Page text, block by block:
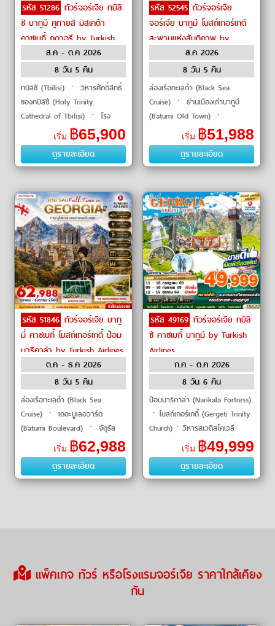
รหัส 51286 ทัวร์จอร์เจีย ทบิลิ
ซิ บาทูมี คูทายสิ มิสเคต้า
คาซเบกี้ กูดาอูรี by Turkish
Airlinesส.ค - ต.ค 2026
8 วัน 5 คืน
ทบิลิซี (Tbilisi) ㆍ วิหารศักดิ์สิทธิ์
ของทบิลิซี (Holy Trinity
Cathedral of Tbilisi) ㆍ โรง
ละครโอเปร่า (Tbilisi Opera and
Ballet Theatre) ㆍ ถนนรุสตาเวลี
(Rustaveli Avenue) ㆍ
เริ่ม ฿65,900
ดูรายละเอียด
รหัส 52545 ทัวร์จอร์เจีย
จอร์เจีย บาทูมี โบสถ์เกอร์เกตี
สะพานแห่งสันติภาพ by
Turkish Airlines
ส.ค 2026
8 วัน 5 คืน
ล่องเรือทะเลดำ (Black Sea
Cruise) ㆍ ย่านเมืองเก่าบาทูมี
(Batumi Old Town) ㆍ
อัลฟาเบททาวเวอร์ (Alphabet
Tower) ㆍ อนุสรณ์แห่งความรัก
อาลีและนีโ
เริ่ม ฿51,988
ดูรายละเอียด
รหัส 51846 ทัวร์จอร์เจีย บาทู
มี่ คาซเบกี้ โบสถ์เกอร์เกตี้ ป้อม
นาริคาล่า by Turkish Airlines
ต.ค - ธ.ค 2026
8 วัน 5 คืน
ล่องเรือทะเลดำ (Black Sea
Cruise) ㆍ เดอะบูเลอวาร์ด
(Batumi Boulevard) ㆍ จัตุรัส
เปียซซ่า (Piazza Square) ㆍ
อนุสาวรีย์เมเดีย (Medea Statue)
ㆍ อาลีและนีโน
เริ่ม ฿62,988
ดูรายละเอียด
รหัส 49169 ทัวร์จอร์เจีย ทบิลิ
ซี คาซเบกี้ บาทูมี by Turkish
Airlines
ก.ค - ต.ค 2026
8 วัน 6 คืน
ป้อมนาริคาล่า (Narikala Fortress)
ㆍโบสถ์เกอร์เกตี้ (Gergeti Trinity
Church)ㆍวิหารสเวติสโคเวลี
(Svetitskhoveli Cathedral)ㆍรูป
ปั้นอาลีและนีโน่ (Ali and Nino
Statue)ㆍ�
เริ่ม ฿49,999
ดูรายละเอียด
แพ็คเกจ ทัวร์ หรือโรงแรมจอร์เจีย ราคาใกล้เคียง
กัน